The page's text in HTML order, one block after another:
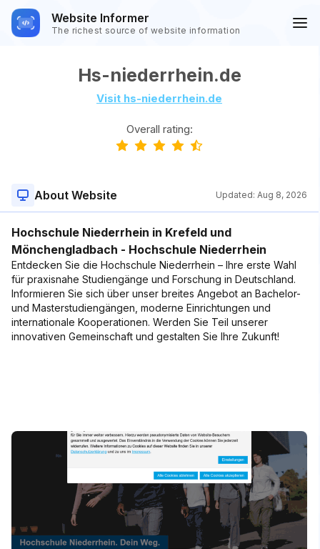
Website Informer
The richest source of website information
Hs-niederrhein.de
Visit hs-niederrhein.de
Overall rating:
About Website Updated: Aug 8, 2026
Hochschule Niederrhein in Krefeld und
Mönchengladbach - Hochschule Niederrhein
Entdecken Sie die Hochschule Niederrhein – Ihre erste Wahl
für praxisnahe Studiengänge und Forschung in Deutschland.
Informieren Sie sich über unser breites Angebot an Bachelor-
und Masterstudiengängen, moderne Einrichtungen und
internationale Kooperationen. Werden Sie Teil unserer
innovativen Gemeinschaft und gestalten Sie Ihre Zukunft!